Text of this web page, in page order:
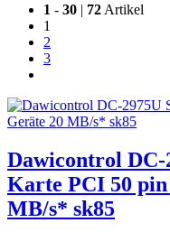
1 - 30 | 72 Artikel
1
2
3
Dawicontrol DC-
Karte PCI 50 pin
MB/s* sk85